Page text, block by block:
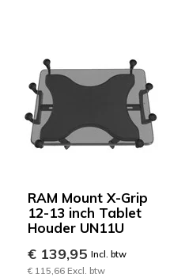
RAM Mount X-Grip
12-13 inch Tablet
Houder UN11U
€ 139,95 Incl. btw
€ 115,66 Excl. btw